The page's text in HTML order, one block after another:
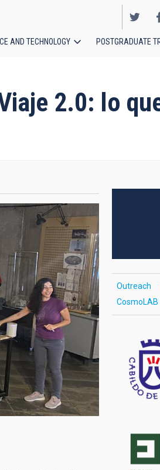
AND TECHNOLOGY POSTGRADUATE
2.0: lo
Outreach
CosmoLAB